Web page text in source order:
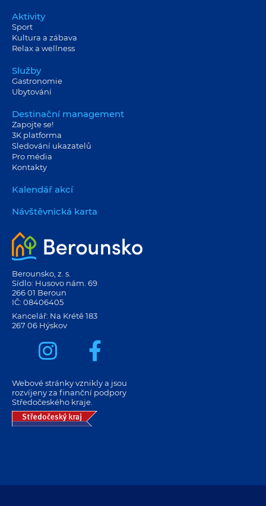
Aktivity
Sport
Kultura a zábava
Relax a wellness
Služby
Gastronomie
Ubytování
Destinační management
Zapojte se!
3K platforma
Sledování ukazatelů
Pro média
Kontakty
Kalendář akcí
Návštěvnická karta
Berounsko, z. s.
Sídlo: Husovo nám. 69
266 01 Beroun
IČ: 08406405
Kancelář: Na Krétě 183
267 06 Hýskov
Webové stránky vznikly a jsou
rozvíjeny za finanční podpory
Středočeského kraje.